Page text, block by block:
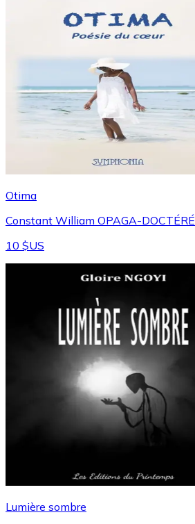
Otima
Constant William OPAGA-DOCTÉRÉ
10 $US
Lumière sombre